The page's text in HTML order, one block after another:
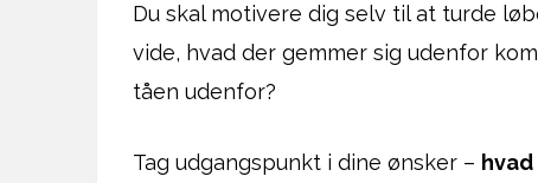
Du skal motivere dig selv til at turde
vide, hvad der gemmer sig udenfor
tåen udenfor?
Tag udgangspunkt i dine ønsker –